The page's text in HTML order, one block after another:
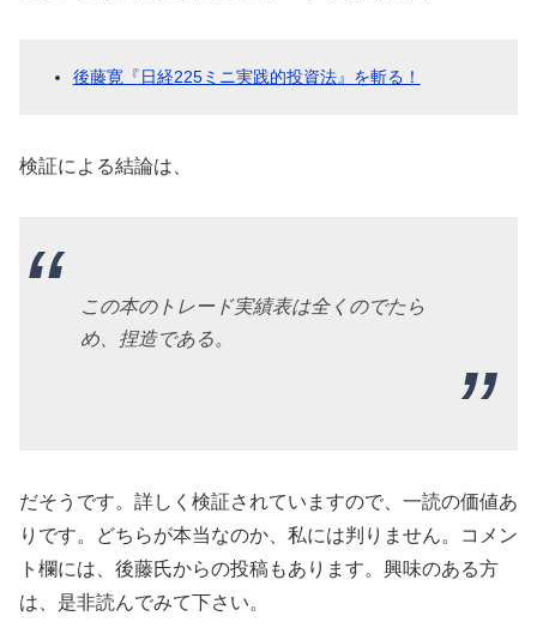
後藤寛『日経225ミニ実践的投資法』を斬る！
検証による結論は、
この本のトレード実績表は全くのでたら
め、捏造である。
だそうです。詳しく検証されていますので、一読の価値あ
りです。どちらが本当なのか、私には判りません。コメン
ト欄には、後藤氏からの投稿もあります。興味のある方
は、是非読んでみて下さい。